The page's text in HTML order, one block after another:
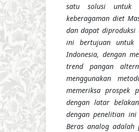
satu solusi untuk
keberagaman diet
dan dapat diproduksi
ini bertujuan untuk
Indonesia, dengan
trendpangan
menggunakan
memeriksa prospek
dengan latar
dengan penelitian ini
Beras analog adalah